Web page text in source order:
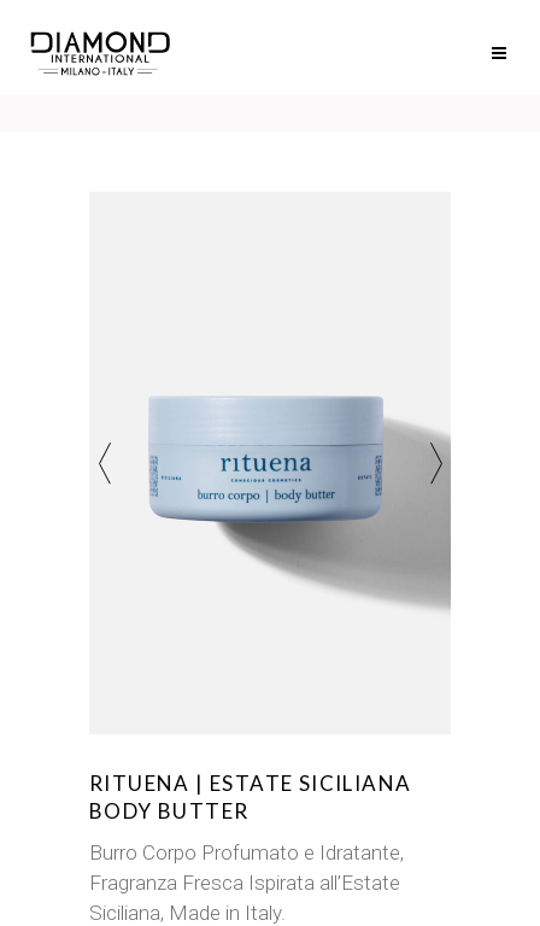
RITUENA | ESTATE SICILIANA
BODY BUTTER
Burro Corpo Profumato e Idratante,
Fragranza Fresca Ispirata all’Estate
Siciliana, Made in Italy.